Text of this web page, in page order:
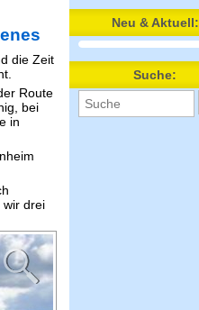
die Zeit
Route
bei
in
wir drei
Neu & Aktuell:
Suche: